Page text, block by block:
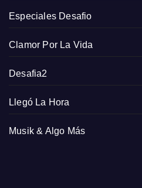
Especiales Desafio
Clamor Por La Vida
Desafia2
Llegó La Hora
Musik & Algo Más